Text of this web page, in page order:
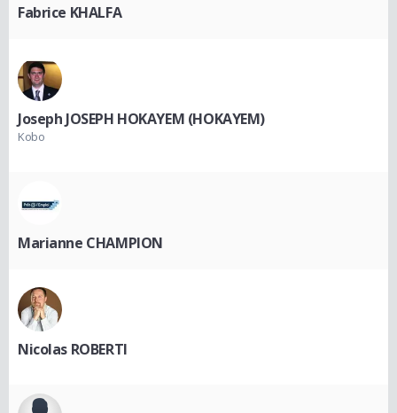
Fabrice KHALFA
Joseph JOSEPH HOKAYEM (HOKAYEM)
Kobo
Marianne CHAMPION
Nicolas ROBERTI